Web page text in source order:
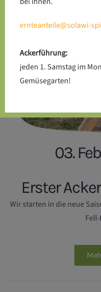
03.
Erster
Wir starten in die neue
ernteanteile@solawi-
Ackerführung:
jeden 1. Samstag im
Gemüsegarten!